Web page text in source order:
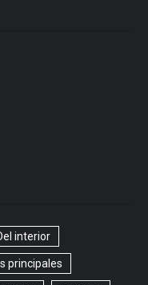
interior
principales